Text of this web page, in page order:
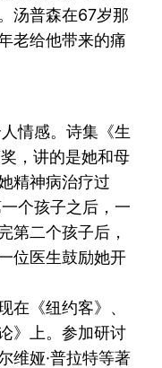
汤普森在67岁那
老给他带来的痛
情感。诗集《生
，讲的是她和母
精神病治疗过
个孩子之后，一
第二个孩子后，
位医生鼓励她开
在《纽约客》、
》上。参加研讨
维娅·普拉特等著